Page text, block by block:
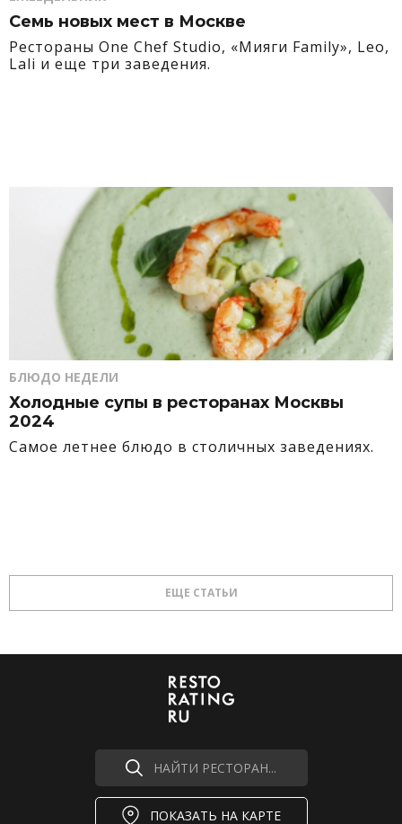
Семь новых мест в Москве
Рестораны One Chef Studio, «Мияги Family», Leo,
Lali и еще три заведения.
БЛЮДО НЕДЕЛИ
Холодные супы в ресторанах Москвы
2024
Самое летнее блюдо в столичных заведениях.
ЕЩЕ СТАТЬИ
НАЙТИ РЕСТОРАН...
ПОКАЗАТЬ НА КАРТЕ